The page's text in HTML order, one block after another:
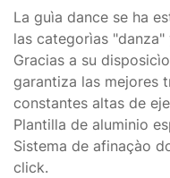
La guìa dance se ha
las categorìas "danza"
Gracias a su
garantiza las mejores
constantes altas de
Plantilla de aluminio
Sistema de afinaçào
click.